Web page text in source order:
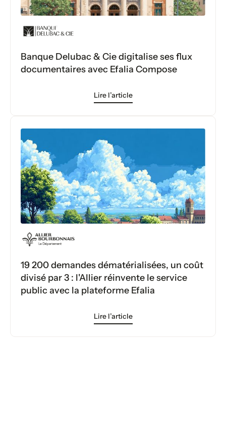
Banque Delubac & Cie digitalise ses flux
documentaires avec Efalia Compose
Lire l’article
19 200 demandes dématérialisées, un coût
divisé par 3 : l'Allier réinvente le service
public avec la plateforme Efalia
Lire l’article